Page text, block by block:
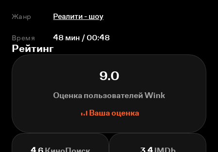
Жанр Реалити - шоу
Время 48 мин / 00:48
Рейтинг
9.0
Оценка пользователей Wink
Ваша оценка